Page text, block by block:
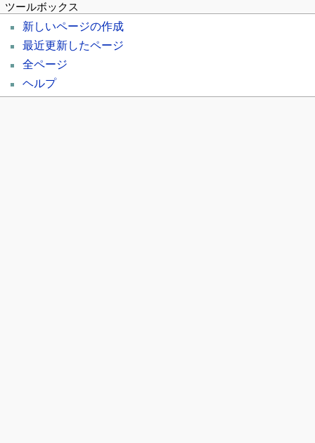
ツールボックス
新しいページの作成
最近更新したページ
全ページ
ヘルプ